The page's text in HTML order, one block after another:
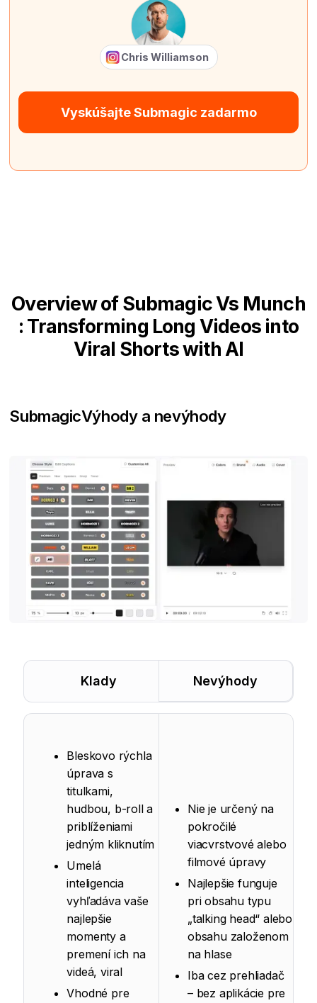
Chris Williamson
Vyskúšajte Submagic zadarmo
Overview of Submagic Vs Munch
: Transforming Long Videos into
Viral Shorts with AI
SubmagicVýhody a nevýhody
Klady Nevýhody
Bleskovo rýchla
úprava s
titulkami,
hudbou, b-roll a
priblíženiami
jedným kliknutím
Umelá
inteligencia
vyhľadáva vaše
najlepšie
momenty a
premení ich na
videá, viral
Vhodné pre
Nie je určený na
pokročilé
viacvrstvové alebo
filmové úpravy
Najlepšie funguje
pri obsahu typu
„talking head“ alebo
obsahu založenom
na hlase
Iba cez prehliadač
– bez aplikácie pre